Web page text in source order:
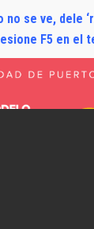
no se ve, dele
F5 en el